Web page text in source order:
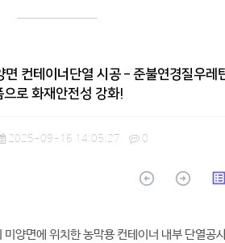
면 컨테이너단열 시공 – 준불연경질우레
으로 화재안전성 강화!
2025-09-16 14:05:27 0
arrow_circle_up arrow_circle_up
미양면에 위치한 농막용 컨테이너 내부 단열공